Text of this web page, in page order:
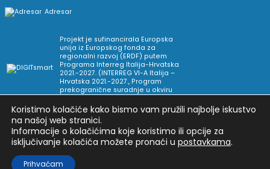
Adresar
Projekt je sufinancirala Europska
unija iz Europskog fonda za
regionalni razvoj (ERDF) putem
Programa Interreg Italija-Hrvatska
2021.-2027. (INTERREG VI-A Italija –
Hrvatska 2021.-2027., Program
prekogranične suradnje u okviru
Arhiva novosti Uvjeti korištenja Impressum
Pravne informacije i pravila privatnosti
Koristimo kolačiće kako bismo vam pružili najbolje iskustvo
na našoj web stranici.
Informacije o kolačićima koje koristimo ili opcije za
isključivanje kolačića možete pronaći u postavkama.
Prihvaćam